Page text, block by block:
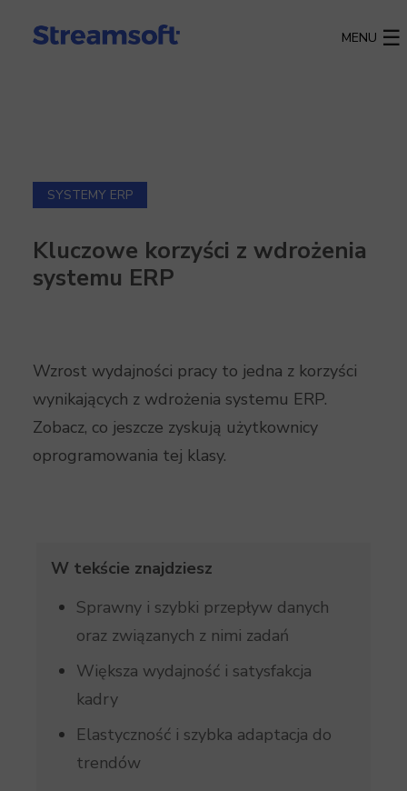
MENU
SYSTEMY ERP
Kluczowe korzyści z wdrożenia
systemu ERP
Wzrost wydajności pracy to jedna z korzyści
wynikających z wdrożenia systemu ERP.
Zobacz, co jeszcze zyskują użytkownicy
oprogramowania tej klasy.
W tekście znajdziesz
Sprawny i szybki przepływ danych
oraz związanych z nimi zadań
Większa wydajność i satysfakcja
kadry
Elastyczność i szybka adaptacja do
trendów